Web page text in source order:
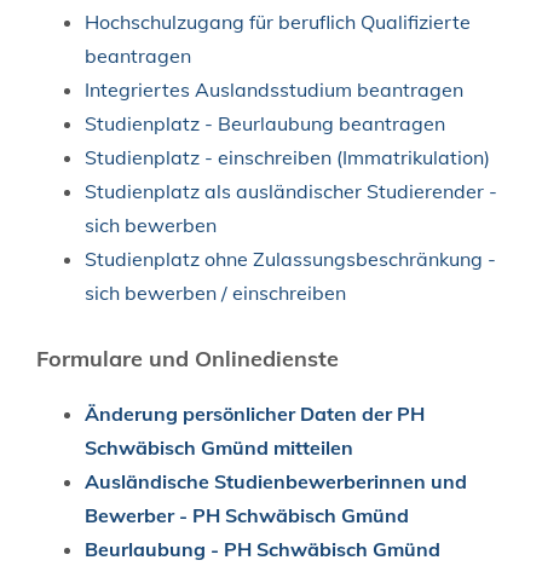
Hochschulzugang für beruflich Qualifizierte
beantragen
Integriertes Auslandsstudium beantragen
Studienplatz - Beurlaubung beantragen
Studienplatz - einschreiben (Immatrikulation)
Studienplatz als ausländischer Studierender -
sich bewerben
Studienplatz ohne Zulassungsbeschränkung -
sich bewerben / einschreiben
Formulare und Onlinedienste
Änderung persönlicher Daten der PH
Schwäbisch Gmünd mitteilen
Ausländische Studienbewerberinnen und
Bewerber - PH Schwäbisch Gmünd
Beurlaubung - PH Schwäbisch Gmünd